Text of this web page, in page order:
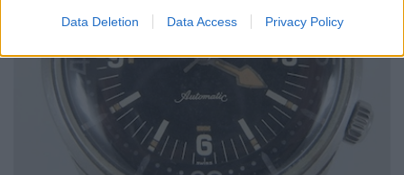
Data Deletion Data Access Privacy Policy